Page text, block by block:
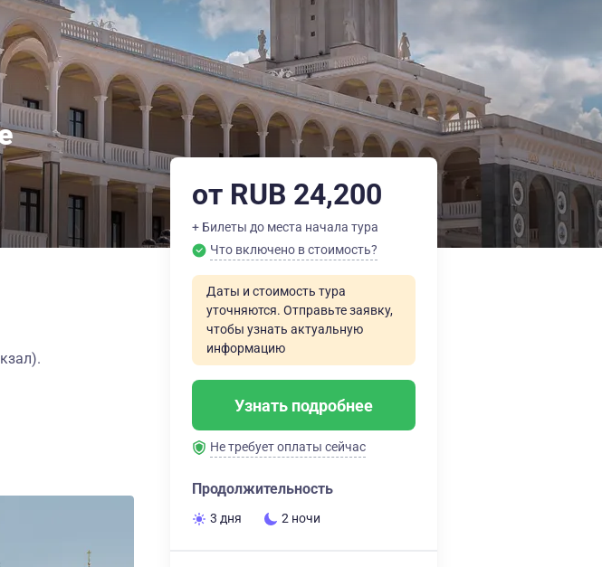
от RUB 24,200
+ Билеты до места начала тура
Что включено в стоимость?
Даты и стоимость тура
уточняются. Отправьте заявку,
чтобы узнать актуальную
информацию
Узнать подробнее
Не требует оплаты сейчас
Продолжительность
3 дня 2 ночи